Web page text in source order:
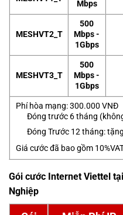
Mbps
MESHVT2_T
500
Mbps -
1Gbps
MESHVT3_T
500
Mbps -
1Gbps
Phí hòa mạng: 300.000 VNĐ
Đóng trước 6 tháng
Đóng Trước 12 tháng:
Giá cước đã bao gồm
Gói cước Internet Viettel
Nghiệp